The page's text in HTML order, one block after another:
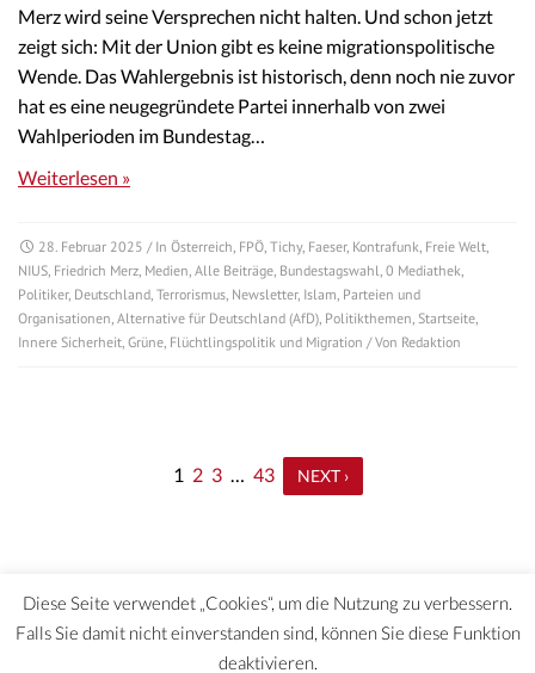
Merz wird seine Versprechen nicht halten. Und schon jetzt
zeigt sich: Mit der Union gibt es keine migrationspolitische
Wende. Das Wahlergebnis ist historisch, denn noch nie zuvor
hat es eine neugegründete Partei innerhalb von zwei
Wahlperioden im Bundestag…
Weiterlesen »
28. Februar 2025 / In Österreich, FPÖ, Tichy, Faeser, Kontrafunk, Freie Welt,
NIUS, Friedrich Merz, Medien, Alle Beiträge, Bundestagswahl, 0 Mediathek,
Politiker, Deutschland, Terrorismus, Newsletter, Islam, Parteien und
Organisationen, Alternative für Deutschland (AfD), Politikthemen, Startseite,
Innere Sicherheit, Grüne, Flüchtlingspolitik und Migration / Von Redaktion
1 2 3 … 43 NEXT ›
Diese Seite verwendet „Cookies“, um die Nutzung zu verbessern.
Falls Sie damit nicht einverstanden sind, können Sie diese Funktion
deaktivieren.